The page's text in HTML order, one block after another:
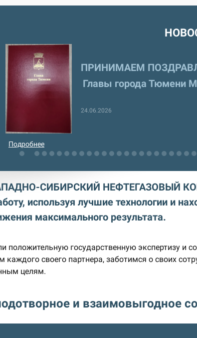
ПРИНИМАЕМ
Главы города Тюмени
24.06.2026
Подробнее
СИБИРСКИЙ НЕФТЕГАЗОВЫЙ
используя лучшие технологии и
максимального результата.
положительную государственную экспертизу и
своего партнера, заботимся о своих
целям.
и взаимовыгодное